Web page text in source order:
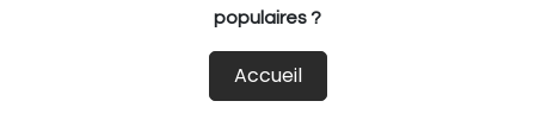
populaires ?
Accueil